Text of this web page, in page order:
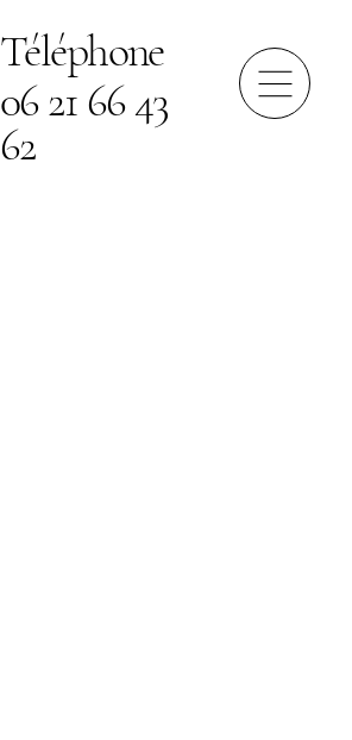
Téléphone
06 21 66 43
62